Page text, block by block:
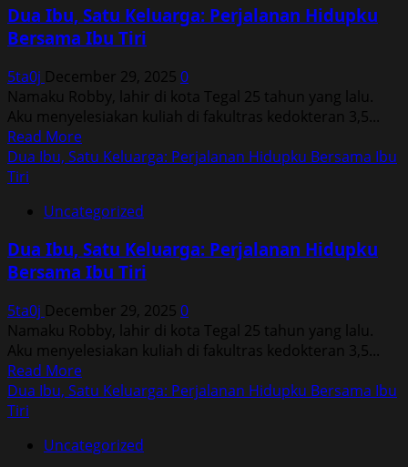
Keluarga:
Perjalanan
Bersama
Ibu
Tiri
Dua Ibu, Satu Keluarga: Perjalanan Hidupku
Bersama Ibu Tiri
5ta0j December 29, 2025 0
Namaku Robby, lahir di kota Tegal 25 tahun yang lalu.
Aku menyelesiakan kuliah di fakultras kedokteran 3,5...
Read MoreRead
more
Ibu,
Keluarga:
Perjalanan
Bersama
Ibu
Tiri
Dua Ibu, Satu Keluarga: Perjalanan Hidupku Bersama Ibu
Tiri
Uncategorized
Dua Ibu, Satu Keluarga: Perjalanan Hidupku
Bersama Ibu Tiri
5ta0j December 29, 2025 0
Namaku Robby, lahir di kota Tegal 25 tahun yang lalu.
Aku menyelesiakan kuliah di fakultras kedokteran 3,5...
Read MoreRead
more
Ibu,
Dua Ibu, Satu Keluarga: Perjalanan Hidupku Bersama Ibu
Tiri
Uncategorized